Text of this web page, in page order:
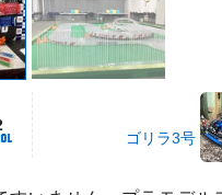
ゴリラ3号